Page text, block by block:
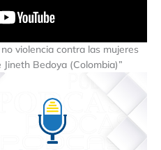
violencia contra las mujeres
Bedoya (Colombia)”